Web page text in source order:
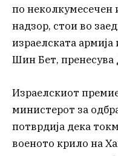
по неколкумесечен
надзор, стои во
израелската
Шин Бет,
Израелскиот
министерот за
потврдија дека
военото крило на